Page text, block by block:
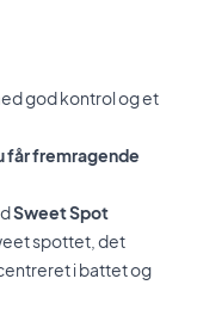
god kontrol og et
får fremragende
Sweet Spot
spottet, det
i battet og